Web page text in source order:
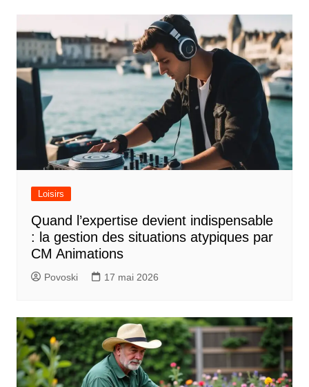
Loisirs
Quand l’expertise devient indispensable
: la gestion des situations atypiques par
CM Animations
Povoski 17 mai 2026